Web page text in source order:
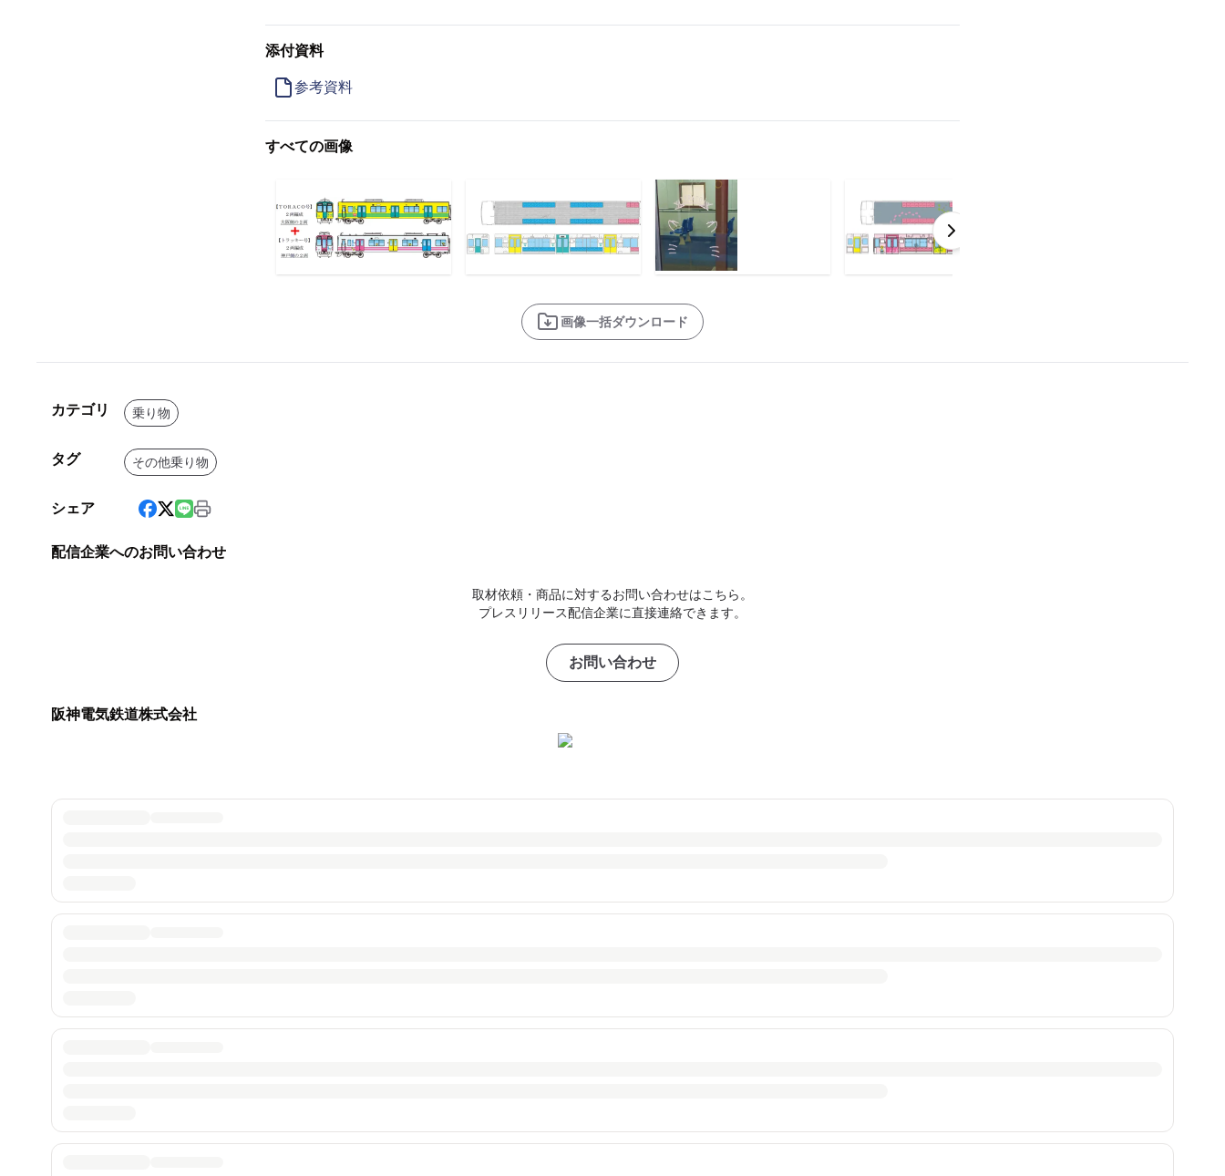
添付資料
参考資料
すべての画像
画像一括ダウンロード
カテゴリ 乗り物
タグ その他乗り物
シェア
配信企業へのお問い合わせ
取材依頼・商品に対するお問い合わせはこちら。
プレスリリース配信企業に直接連絡できます。
お問い合わせ
阪神電気鉄道株式会社